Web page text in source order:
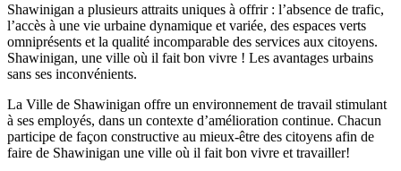
Shawinigan a plusieurs attraits uniques à offrir : l’absence de trafic,
l’accès à une vie urbaine dynamique et variée, des espaces verts
omniprésents et la qualité incomparable des services aux citoyens.
Shawinigan, une ville où il fait bon vivre ! Les avantages urbains
sans ses inconvénients.
La Ville de Shawinigan offre un environnement de travail stimulant
à ses employés, dans un contexte d’amélioration continue. Chacun
participe de façon constructive au mieux-être des citoyens afin de
faire de Shawinigan une ville où il fait bon vivre et travailler!